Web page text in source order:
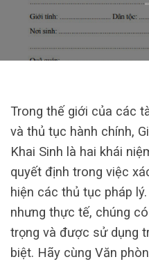
Trong thế giới của các
và thủ tục hành chính,
Khai Sinh là hai khái
quyết định trong việc
hiện các thủ tục pháp
nhưng thực tế, chúng
trọng và được sử dụng
biệt. Hãy cùng Văn